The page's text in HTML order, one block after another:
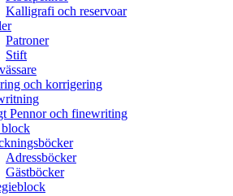
Kalligrafi och reservoar
Patroner
Stift
och korrigering
Pennor och finewriting
block
Adressböcker
Gästböcker